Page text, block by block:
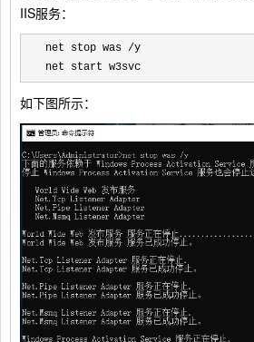
IIS服务：
net stop was /y
net start w3svc
如下图所示：